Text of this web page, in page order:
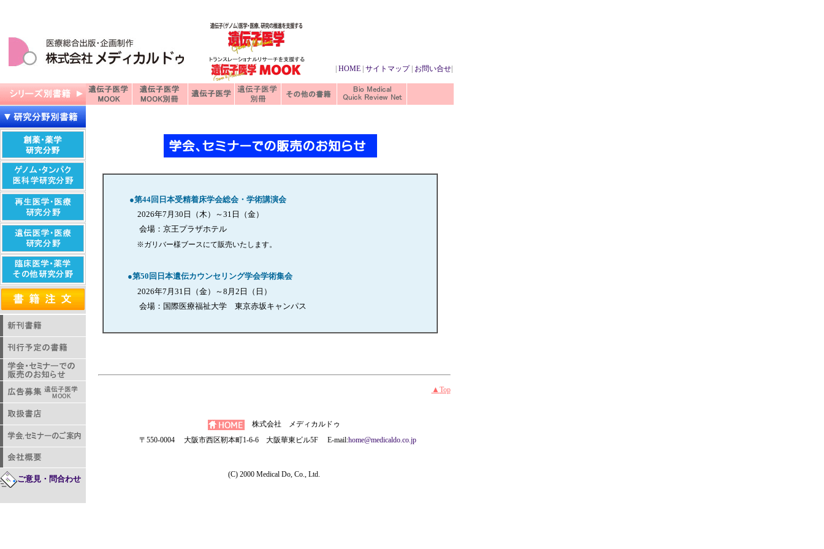
HOME サイトマップ| お問い合せ
ご意見・問合わせ
●第44回日本受精着床学会総会・学術講演会
2026年7月30日（木）～31日（金）
会場：京王プラザホテル
※ガリバー様ブースにて販売いたします。
●第50回日本遺伝カウンセリング学会学術集会
2026年7月31日（金）～8月2日（日）
会場：国際医療福祉大学 東京赤坂キャンパス
▲ Top
株式会社 メディカルドゥ
〒550-0004 大阪市西区靭本町1-6-6 大阪華東ビル5F E-mail:home@medicaldo.co.jp
(C) 2000 Medical Do, Co., Ltd.